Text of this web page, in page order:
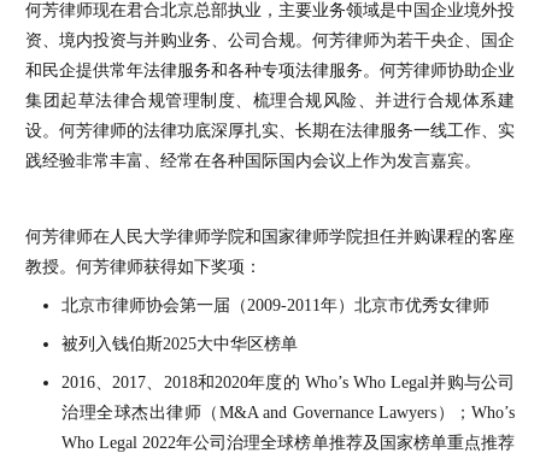
何芳律师现在君合北京总部执业，主要业务领域是中国企业境外投
资、境内投资与并购业务、公司合规。何芳律师为若干央企、国企
和民企提供常年法律服务和各种专项法律服务。何芳律师协助企业
集团起草法律合规管理制度、梳理合规风险、并进行合规体系建
设。何芳律师的法律功底深厚扎实、长期在法律服务一线工作、实
践经验非常丰富、经常在各种国际国内会议上作为发言嘉宾。
何芳律师在人民大学律师学院和国家律师学院担任并购课程的客座
教授。何芳律师获得如下奖项：
北京市律师协会第一届（2009-2011年）北京市优秀女律师
被列入钱伯斯2025大中华区榜单
2016、2017、2018和2020年度的 Who’s Who Legal并购与公司
治理全球杰出律师（M&A and Governance Lawyers）；Who’s
Who Legal 2022年公司治理全球榜单推荐及国家榜单重点推荐